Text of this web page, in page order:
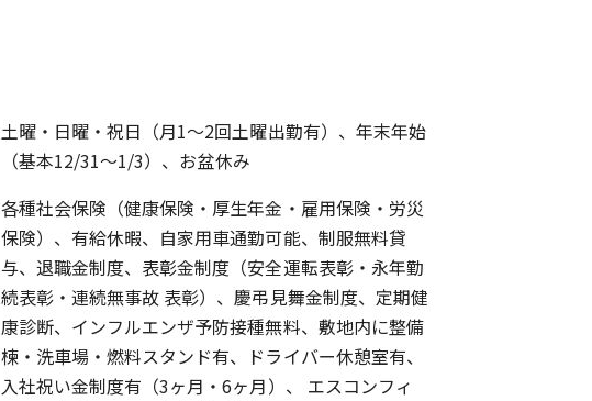
土曜・日曜・祝日（月1～2回土曜出勤有）、年末年始
（基本12/31～1/3）、お盆休み
各種社会保険（健康保険・厚生年金・雇用保険・労災
保険）、有給休暇、自家用車通勤可能、制服無料貸
与、退職金制度、表彰金制度（安全運転表彰・永年勤
続表彰・連続無事故 表彰）、慶弔見舞金制度、定期健
康診断、インフルエンザ予防接種無料、敷地内に整備
楝・洗車場・燃料スタンド有、ドライバー休憩室有、
入社祝い金制度有（3ヶ月・6ヶ月）、 エスコンフィ